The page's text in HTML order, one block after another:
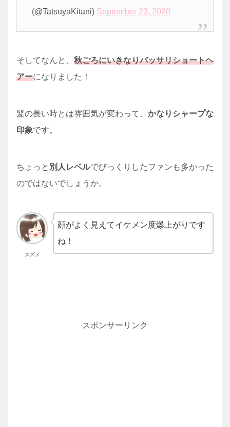
(@TatsuyaKitani) September 23, 2020
そしてなんと、 秋ごろにいきなりバッサリショートヘ
アーになりました！
髪の長い時とは雰囲気が変わって、 かなりシャープな
印象です。
ちょっと 別人レベルでびっくりしたファンも多かった
のではないでしょうか。
スズメ
顔がよく見えてイケメン度爆上がりです
ね！
スポンサーリンク